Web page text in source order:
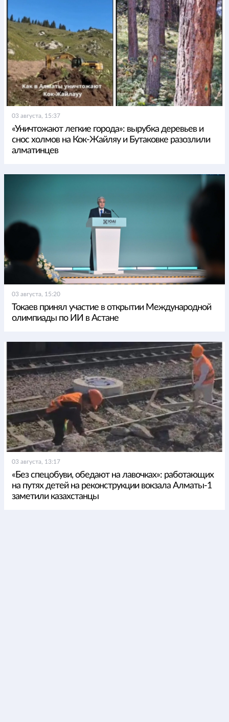
03 августа, 15:37
«Уничтожают легкие города»: вырубка деревьев и
снос холмов на Кок-Жайляу и Бутаковке разозлили
алматинцев
03 августа, 15:20
Токаев принял участие в открытии Международной
олимпиады по ИИ в Астане
03 августа, 13:17
«Без спецобуви, обедают на лавочках»: работающих
на путях детей на реконструкции вокзала Алматы-1
заметили казахстанцы